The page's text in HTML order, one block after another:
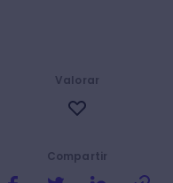
Compartir
Valorar